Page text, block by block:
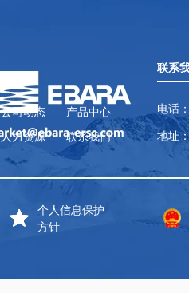
公司动态
产品中心
人力资源
联系我们
联系
电话
地址
个人信息保护
方针